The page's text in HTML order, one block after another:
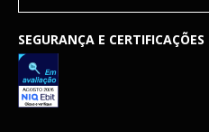
SEGURANÇA E CERTIFICAÇÕES